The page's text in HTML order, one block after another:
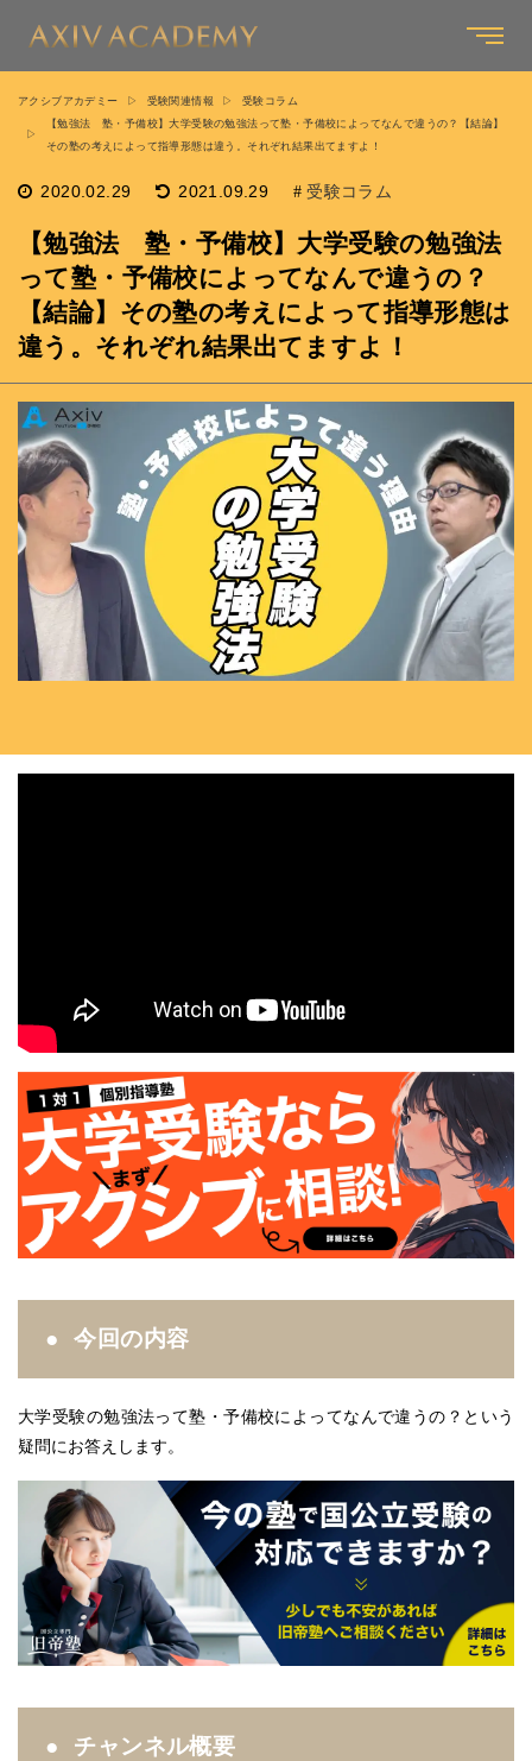
アクシブアカデミー 受験関連情報
受験コラム
【勉強法 塾・予備校】大学受験の勉強法って塾・予備校によってなんで違うの？【結論】
その塾の考えによって指導形態は違う。それぞれ結果出てますよ！
2020.02.29 2021.09.29 受験コラム
【勉強法 塾・予備校】大学受験の勉強法
って塾・予備校によってなんで違うの？
【結論】その塾の考えによって指導形態は
違う。それぞれ結果出てますよ！
今回の内容
大学受験の勉強法って塾・予備校によってなんで違うの？という
疑問にお答えします。
チャンネル概要